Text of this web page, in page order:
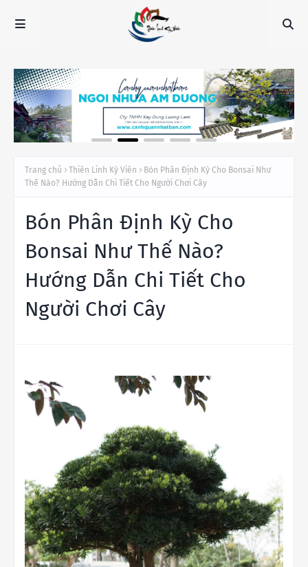
Trang chủ Thiên Linh Kỳ Viên
Bón Phân Định Kỳ Cho Bonsai Như
Thế Nào? Hướng Dẫn Chi Tiết Cho Người Chơi Cây
Bón Phân Định Kỳ Cho
Bonsai Như Thế Nào?
Hướng Dẫn Chi Tiết Cho
Người Chơi Cây